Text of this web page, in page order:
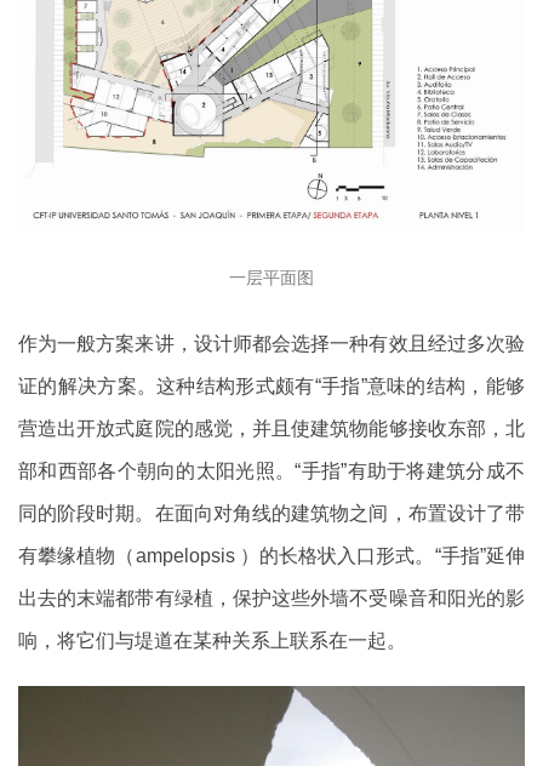
一层平面图
作为一般方案来讲，设计师都会选择一种有效且经过多次验
证的解决方案。这种结构形式颇有“手指”意味的结构，能够
营造出开放式庭院的感觉，并且使建筑物能够接收东部，北
部和西部各个朝向的太阳光照。“手指”有助于将建筑分成不
同的阶段时期。在面向对角线的建筑物之间，布置设计了带
有攀缘植物（ampelopsis ）的长格状入口形式。“手指”延伸
出去的末端都带有绿植，保护这些外墙不受噪音和阳光的影
响，将它们与堤道在某种关系上联系在一起。